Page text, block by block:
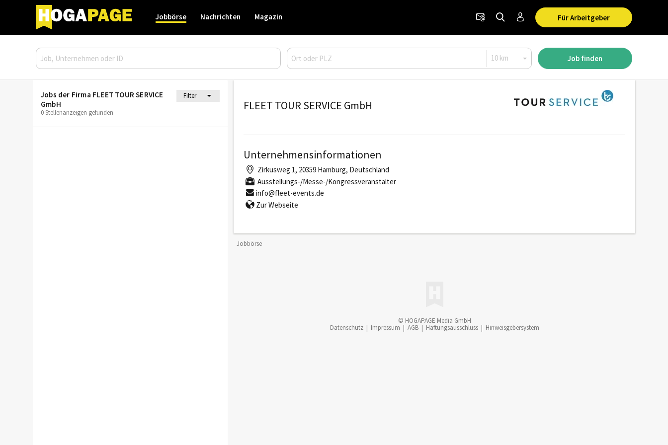
Für Arbeitgeber
Jobbörse Nachrichten Magazin
Job finden
Jobs der Firma FLEET TOUR SERVICE
GmbH
Filter
0 Stellenanzeigen gefunden
FLEET TOUR SERVICE GmbH
Unternehmensinformationen
Zirkusweg 1, 20359 Hamburg, Deutschland
Ausstellungs-/Messe-/Kongressveranstalter
info@fleet-events.de
Zur Webseite
Jobbörse
© HOGAPAGE Media GmbH
Datenschutz
Impressum AGB Haftungsausschluss Hinweisgebersystem